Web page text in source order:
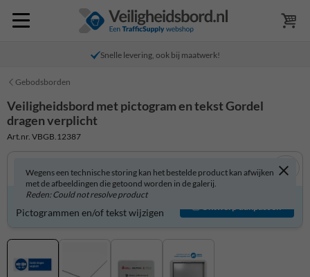
Snelle levering, ook bij maatwerk!
Gebodsborden
Veiligheidsbord met pictogram en tekst Gordel
dragen verplicht
Art.nr. VBGB.12387
Wegens een technische storing kan het bestelde product kan afwijken
met de afbeeldingen die getoond worden in de galerij.
Reden: Could not resolve product
Veiligheidsbord zelf aanpassen?
Pictogrammen en/of tekst wijzigen
Ontwerp aanpassen